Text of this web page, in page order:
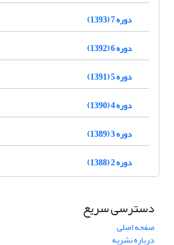
دوره 7 (1393)
دوره 6 (1392)
دوره 5 (1391)
دوره 4 (1390)
دوره 3 (1389)
دوره 2 (1388)
دسترسی سریع
صفحه اصلی
درباره نشریه